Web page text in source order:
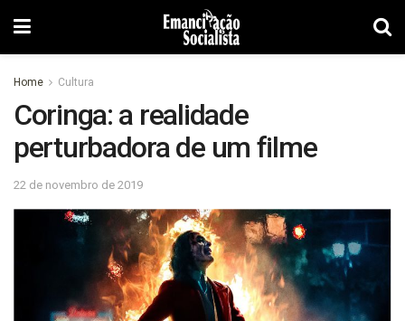
Home Cultura
Coringa: a realidade
perturbadora de um filme
22 de novembro de 2019